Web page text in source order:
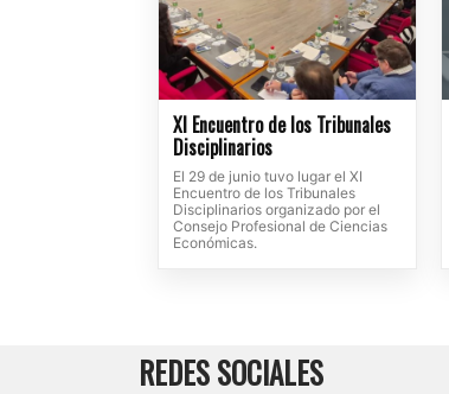
XI Encuentro de los Tribunales
Disciplinarios
El 29 de junio tuvo lugar el XI
Encuentro de los Tribunales
Disciplinarios organizado por el
Consejo Profesional de Ciencias
Económicas.
REDES SOCIALES